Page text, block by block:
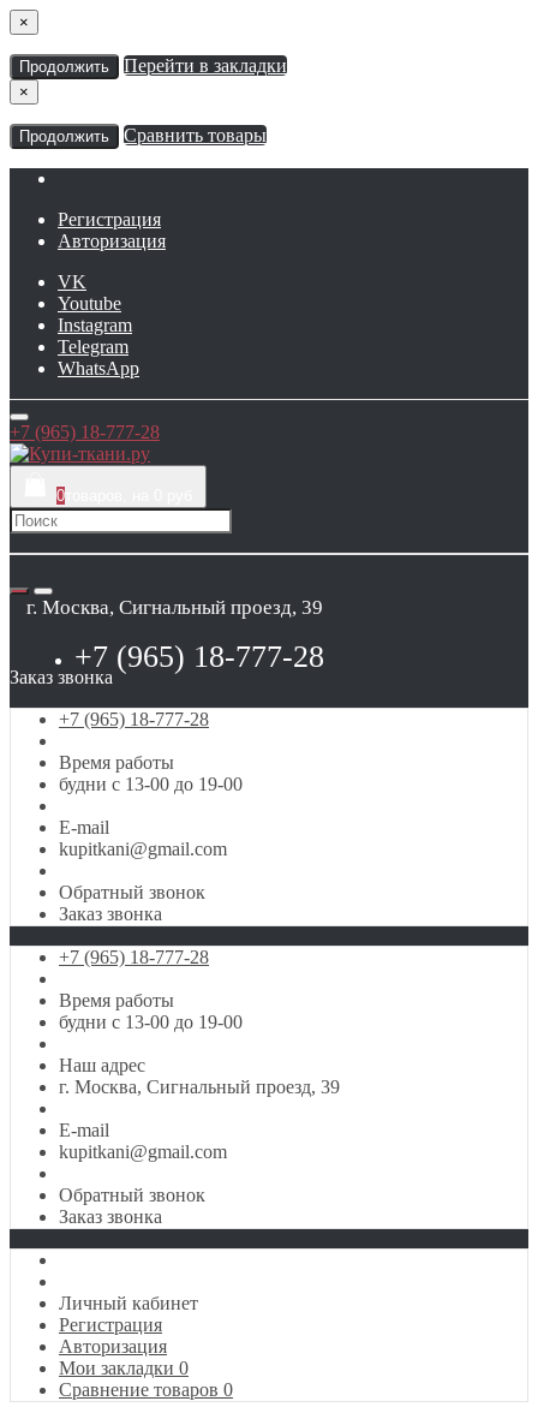
×
Продолжить Перейти в закладки
×
Продолжить Сравнить товары
Регистрация
Авторизация
VK
Youtube
Instagram
Telegram
WhatsApp
+7 (965) 18-777-28
0
г. Москва, Сигнальный проезд, 39
+7 (965) 18-777-28
Заказ звонка
+7 (965) 18-777-28
Время работы
будни с 13-00 до 19-00
E-mail
kupitkani@gmail.com
Обратный звонок
Заказ звонка
+7 (965) 18-777-28
Время работы
будни с 13-00 до 19-00
Наш адрес
г. Москва, Сигнальный проезд, 39
E-mail
kupitkani@gmail.com
Обратный звонок
Заказ звонка
Личный кабинет
Регистрация
Авторизация
Мои закладки 0
Сравнение товаров 0